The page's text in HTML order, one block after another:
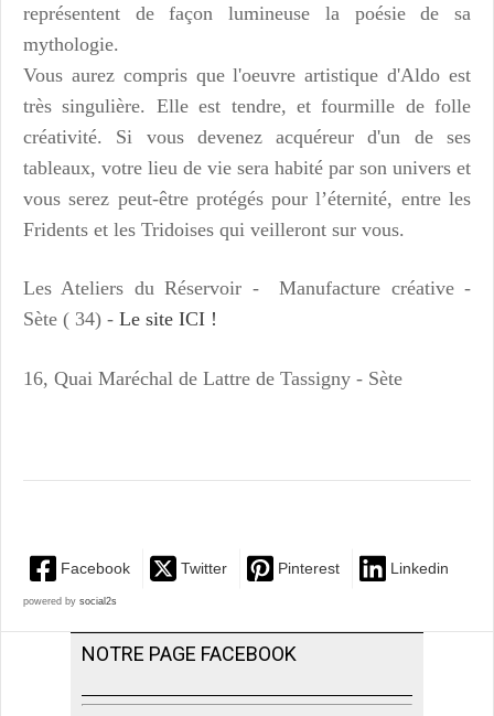
représentent de façon lumineuse la poésie de sa
mythologie.
Vous aurez compris que l'oeuvre artistique d'Aldo est
très singulière. Elle est tendre, et fourmille de folle
créativité. Si vous devenez acquéreur d'un de ses
tableaux, votre lieu de vie sera habité par son univers et
vous serez peut-être protégés pour l’éternité, entre les
Fridents et les Tridoises qui veilleront sur vous.
Les Ateliers du Réservoir - Manufacture créative -
Sète ( 34) - Le site ICI !
16, Quai Maréchal de Lattre de Tassigny - Sète
Facebook Twitter Pinterest Linkedin
powered by social2s
NOTRE PAGE FACEBOOK